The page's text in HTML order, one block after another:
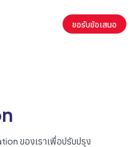
ขอรับข้อเสนอ
ของเราเพื่อปรับปรุง